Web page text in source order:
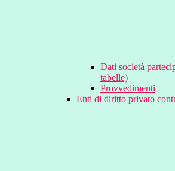
Dati società
tabelle)
Provvedimenti
Enti di diritto privato